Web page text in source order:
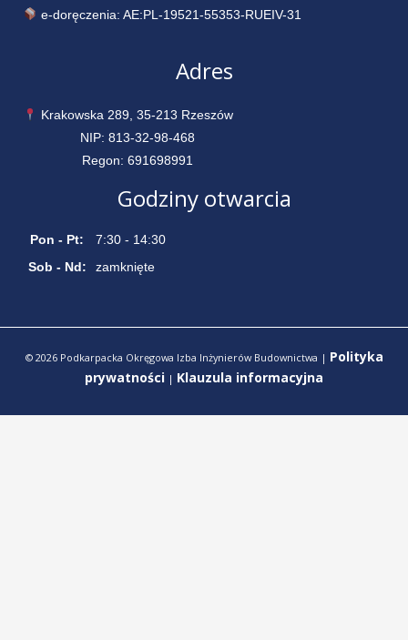
e-doręczenia: AE:PL-19521-55353-RUEIV-31
Adres
Krakowska 289, 35-213 Rzeszów
NIP: 813-32-98-468
Regon: 691698991
Godziny otwarcia
Pon - Pt:
7:30 - 14:30
Sob - Nd:
zamknięte
© 2026 Podkarpacka Okręgowa Izba Inżynierów Budownictwa | Polityka
prywatności | Klauzula informacyjna